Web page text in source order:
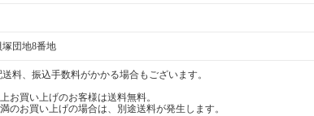
団地8番地
料、振込手数料がかかる場合もございます。
お買い上げのお客様は送料無料。
のお買い上げの場合は、別途送料が発生します。